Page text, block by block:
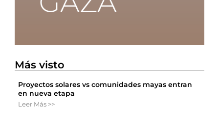
Más visto
Proyectos solares vs comunidades mayas entran
en nueva etapa
Leer Más >>